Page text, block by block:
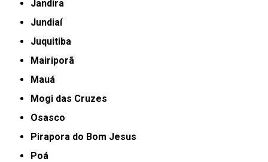
Jandira
Jundiaí
Juquitiba
Mairiporã
Mauá
Mogi das Cruzes
Osasco
Pirapora do Bom Jesus
Poá